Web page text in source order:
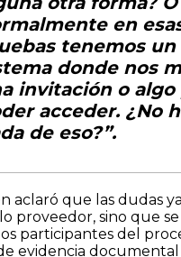
en
tenemos un
donde nos
invitación o algo
acceder. ¿No
de eso?”.
aclaró que las dudas
proveedor, sino que
participantes del
evidencia documental